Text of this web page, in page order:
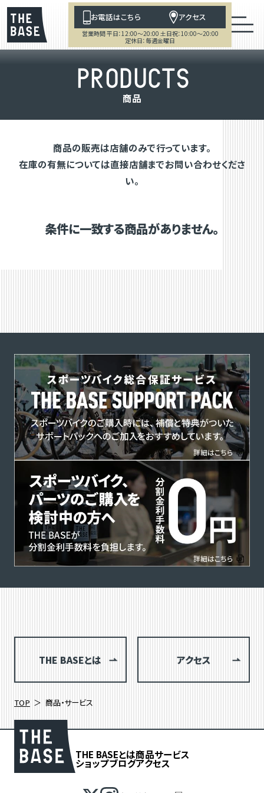
お電話はこちら アクセス
営業時間 平日：12:00～20:00 土日祝：10:00～20:00
定休日：毎週金曜日
PRODUCTS
商品
商品の販売は店舗のみで行っています。
在庫の有無については直接店舗までお問い合わせくださ
い。
条件に一致する商品がありません。
THE BASEとは アクセス
TOP 商品・サービス
THE BASEとは商品サービス
ショップブログアクセス